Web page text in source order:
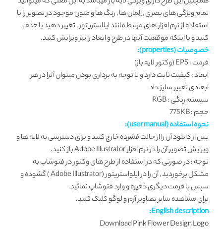
تمام ویژگی های بصری , اِلِمان ها , رنگ ها و متون موجود در تصویر را با
استفاده از نرم افزار های مرتبط مانند ایلاستریتور , تغییر دهید یا حذف
کنید و یا اینکه موقعیت آنها در طرح و ابعاد را نیز ویرایش کنید.
خصوصیات (properties):
فرمت : EPS (وکتور لایه باز)
ابعاد : کیفیت ثابت دارد و با توجه به برداری بودن میتوان آنرا در هر
ابعادی تغییر سایز داد
سیستم رنگی : RGB
حجم : 775KB
نحوه استفاده (user manual):
پس از دانلود آن را از حالت فشرده خارج کنید و برای دسترسی به لایه ها و
ویرایش تصویر آن را در نرم افزار Adobe Illustrator باز کنید.
توجه : در صورتی که در استفاده از طرح های وکتور در فتوشاپ به
مشکل برخوردید , آن را در ایلواستریتور (Adobe Illustrator ) گشوده و
سپس با فرمت دیگری ذخیره و وارد فتوشاپ نمائید.
برای مشاهده سایر تصاویر آرم و لوگوکلیک کنید.
English description:
Download Pink Flower Design Logo